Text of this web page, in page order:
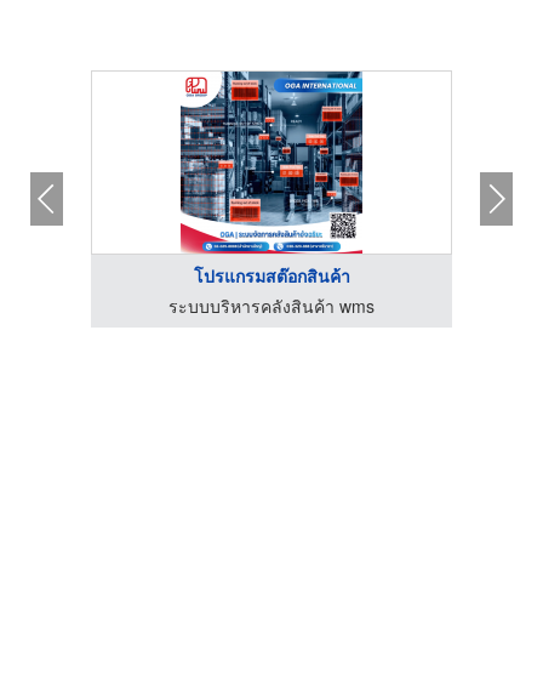
โปรแกรมสต๊อกสินค้า
ระบบบริหารคลังสินค้า wms